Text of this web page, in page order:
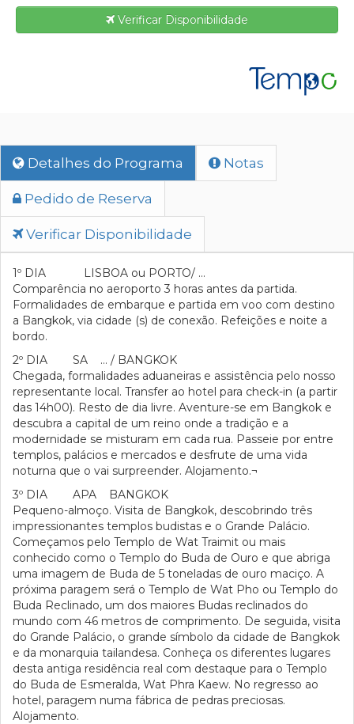
Verificar Disponibilidade
Detalhes do Programa Notas
Pedido de Reserva
Verificar Disponibilidade
1º DIA LISBOA ou PORTO/ …
Comparência no aeroporto 3 horas antes da partida.
Formalidades de embarque e partida em voo com destino
a Bangkok, via cidade (s) de conexão. Refeições e noite a
bordo.
2º DIA SA … / BANGKOK
Chegada, formalidades aduaneiras e assistência pelo nosso
representante local. Transfer ao hotel para check-in (a partir
das 14h00). Resto de dia livre. Aventure-se em Bangkok e
descubra a capital de um reino onde a tradição e a
modernidade se misturam em cada rua. Passeie por entre
templos, palácios e mercados e desfrute de uma vida
noturna que o vai surpreender. Alojamento.¬
3º DIA APA BANGKOK
Pequeno-almoço. Visita de Bangkok, descobrindo três
impressionantes templos budistas e o Grande Palácio.
Começamos pelo Templo de Wat Traimit ou mais
conhecido como o Templo do Buda de Ouro e que abriga
uma imagem de Buda de 5 toneladas de ouro maciço. A
próxima paragem será o Templo de Wat Pho ou Templo do
Buda Reclinado, um dos maiores Budas reclinados do
mundo com 46 metros de comprimento. De seguida, visita
do Grande Palácio, o grande símbolo da cidade de Bangkok
e da monarquia tailandesa. Conheça os diferentes lugares
desta antiga residência real com destaque para o Templo
do Buda de Esmeralda, Wat Phra Kaew. No regresso ao
hotel, paragem numa fábrica de pedras preciosas.
Alojamento.